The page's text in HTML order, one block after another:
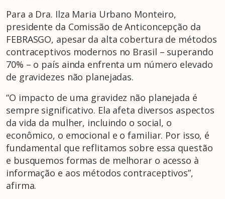
Para a Dra. Ilza Maria Urbano Monteiro,
presidente da Comissão de Anticoncepção da
FEBRASGO, apesar da alta cobertura de métodos
contraceptivos modernos no Brasil – superando
70% – o país ainda enfrenta um número elevado
de gravidezes não planejadas.
“O impacto de uma gravidez não planejada é
sempre significativo. Ela afeta diversos aspectos
da vida da mulher, incluindo o social, o
econômico, o emocional e o familiar. Por isso, é
fundamental que reflitamos sobre essa questão
e busquemos formas de melhorar o acesso à
informação e aos métodos contraceptivos”,
afirma.